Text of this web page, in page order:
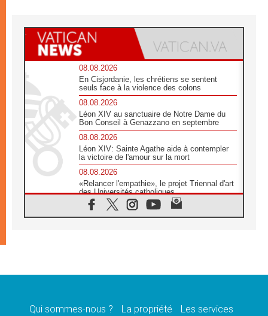
08.08.2026
En Cisjordanie, les chrétiens se sentent
seuls face à la violence des colons
08.08.2026
Léon XIV au sanctuaire de Notre Dame du
Bon Conseil à Genazzano en septembre
08.08.2026
Léon XIV: Sainte Agathe aide à contempler
la victoire de l'amour sur la mort
08.08.2026
«Relancer l'empathie», le projet Triennal d'art
des Universités catholiques
08.08.2026
Signis 2026, donner la parole aux religieuses
07.08.2026
07.08.2026
Qui sommes-nous ? La propriété Les services